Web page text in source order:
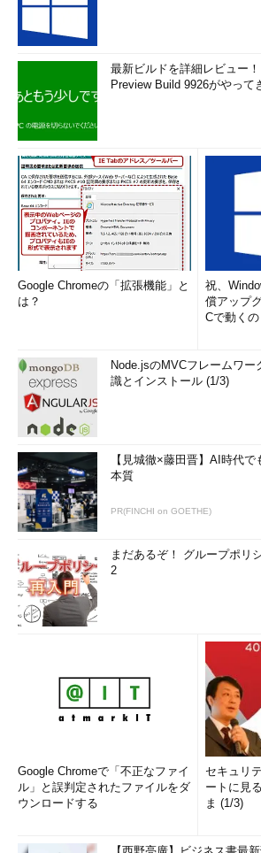
最新ビルドを詳細レビュー
Preview Build 9926がやって
Google Chromeの「拡張機能」と
は？
祝、
償アップ
Cで動く
Node.jsのMVCフレームワ
識とインストール (1/3)
【見城徹×藤田晋】AI時代
本質
PR(FINCHI on GOETHE)
まだあるぞ！ グループポリ
2
Google Chromeで「不正なファイ
ル」と誤判定されたファイルをダ
ウンロードする
セキュリ
ートに見
ま (1/3)